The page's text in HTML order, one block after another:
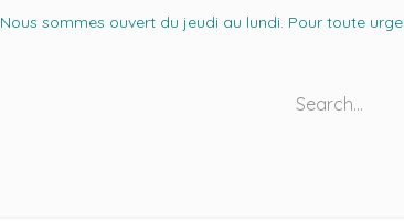
Nous sommes ouvert du jeudi au lundi. Pour toute